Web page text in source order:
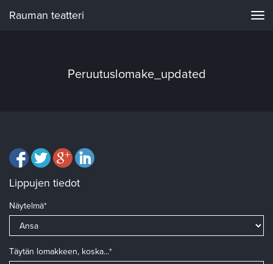
Rauman teatteri
Peruutuslomake_updated
Lippujen tiedot
Näytelmä*
Täytän lomakkeen, koska...*